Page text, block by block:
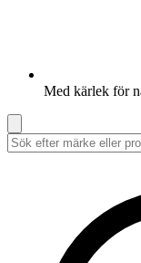
Med kärlek för